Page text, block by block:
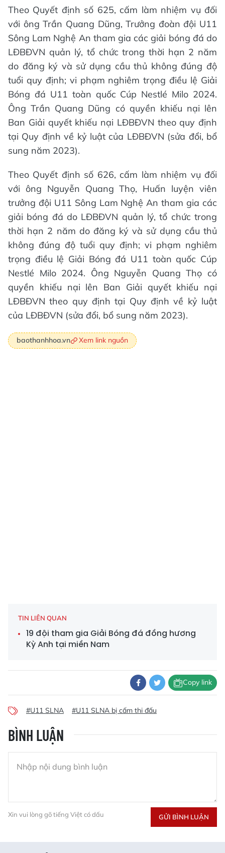
Theo Quyết định số 625, cấm làm nhiệm vụ đối
với ông Trần Quang Dũng, Trưởng đoàn đội U11
Sông Lam Nghệ An tham gia các giải bóng đá do
LĐBĐVN quản lý, tổ chức trong thời hạn 2 năm
do đăng ký và sử dụng cầu thủ không đúng độ
tuổi quy định; vi phạm nghiêm trọng điều lệ Giải
Bóng đá U11 toàn quốc Cúp Nestlé Milo 2024.
Ông Trần Quang Dũng có quyền khiếu nại lên
Ban Giải quyết khiếu nại LĐBĐVN theo quy định
tại Quy định về kỷ luật của LĐBĐVN (sửa đổi, bổ
sung năm 2023).
Theo Quyết định số 626, cấm làm nhiệm vụ đối
với ông Nguyễn Quang Thọ, Huấn luyện viên
trưởng đội U11 Sông Lam Nghệ An tham gia các
giải bóng đá do LĐBĐVN quản lý, tổ chức trong
thời hạn 2 năm do đăng ký và sử dụng cầu thủ
không đúng độ tuổi quy định; vi phạm nghiêm
trọng điều lệ Giải Bóng đá U11 toàn quốc Cúp
Nestlé Milo 2024. Ông Nguyễn Quang Thọ có
quyền khiếu nại lên Ban Giải quyết khiếu nại
LĐBĐVN theo quy định tại Quy định về kỷ luật
của LĐBĐVN (sửa đổi, bổ sung năm 2023).
baothanhhoa.vn Xem link nguồn
TIN LIÊN QUAN
19 đội tham gia Giải Bóng đá đồng hương
Kỳ Anh tại miền Nam
Copy link
#U11 SLNA #U11 SLNA bị cấm thi đấu
BÌNH LUẬN
Xin vui lòng gõ tiếng Việt có dấu GỬI BÌNH LUẬN